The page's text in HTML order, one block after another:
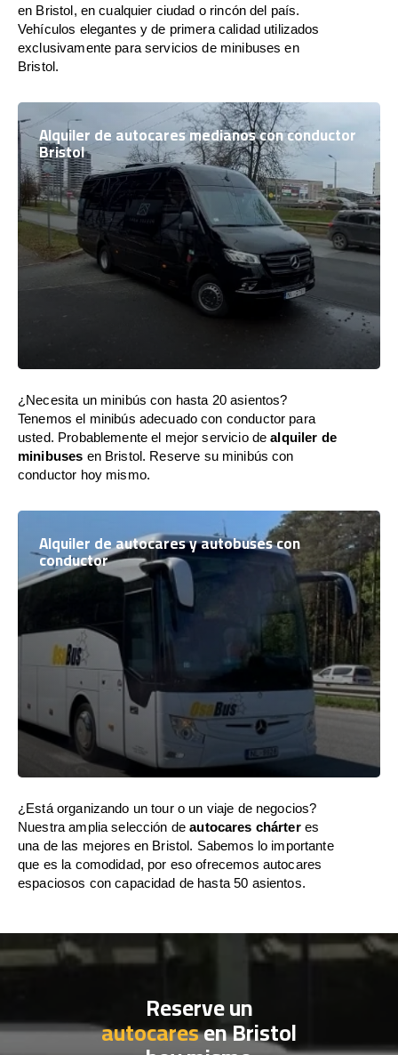
en Bristol, en cualquier ciudad o rincón del país.
Vehículos elegantes y de primera calidad utilizados
exclusivamente para servicios de minibuses en
Bristol.
Alquiler de autocares medianos con conductor
Bristol
¿Necesita un minibús con hasta 20 asientos?
Tenemos el minibús adecuado con conductor para
usted. Probablemente el mejor servicio dealquiler de
minibuses en Bristol. Reserve su minibús con
conductor hoy mismo.
Alquiler de autocares y autobuses con
conductor
¿Está organizando un tour o un viaje de negocios?
Nuestra amplia selección deautocares chárteres
una de las mejores en Bristol. Sabemos lo importante
que es la comodidad, por eso ofrecemos autocares
espaciosos con capacidad de hasta 50 asientos.
Reserve un
autocaresen Bristol